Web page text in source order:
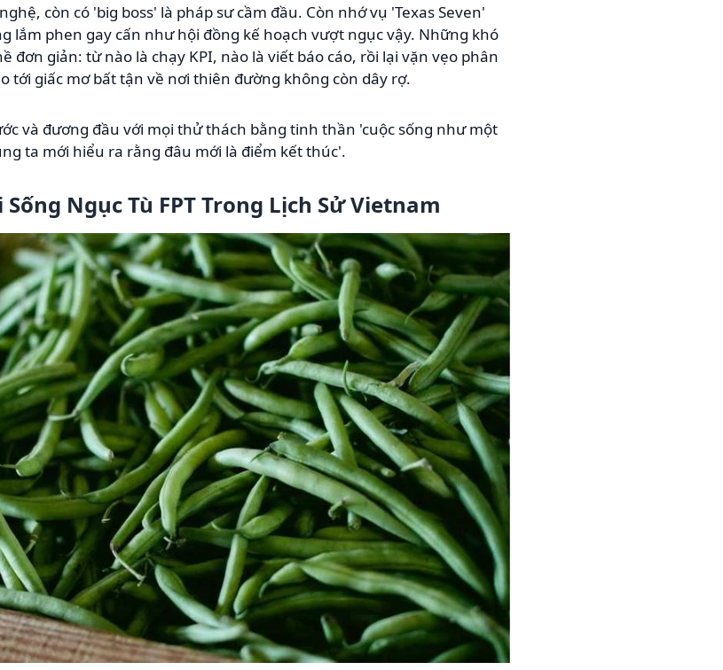
còn có 'big boss' là pháp sư cầm đầu. Còn nhớ vụ 'Texas Seven'
lắm phen gay cấn như hội đồng kế hoạch vượt ngục vậy. Những khó
đơn giản: từ nào là chạy KPI, nào là viết báo cáo, rồi lại vặn vẹo phân
tới giấc mơ bất tận về nơi thiên đường không còn dây rợ.
và đương đầu với mọi thử thách bằng tinh thần 'cuộc sống như một
ta mới hiểu ra rằng đâu mới là điểm kết thúc'.
Ngục Tù FPT Trong Lịch Sử Vietnam